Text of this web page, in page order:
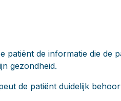
patiënt de informatie die de
gezondheid.
de patiënt duidelijk